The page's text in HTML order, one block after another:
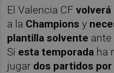
El Valencia CFvolverá
a la Championsy
plantillasolvente ante
Si esta temporada ha
jugar dos partidos por